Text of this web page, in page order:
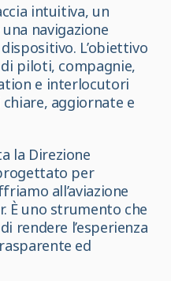
intuitiva, un
navigazione
L’obiettivo
piloti, compagnie,
e interlocutori
aggiornate e
la Direzione
per
all’aviazione
È uno strumento che
rendere l’esperienza
ed